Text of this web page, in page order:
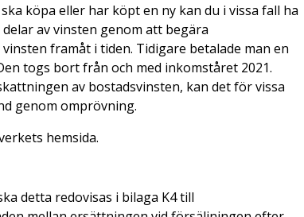
köpa eller har köpt en ny kan du i vissa fall ha
av vinsten genom att begära
framåt i tiden. Tidigare betalade man en
togs bort från och med inkomståret 2021.
av bostadsvinsten, kan det för vissa
genom omprövning.
hemsida.
detta redovisas i bilaga K4 till